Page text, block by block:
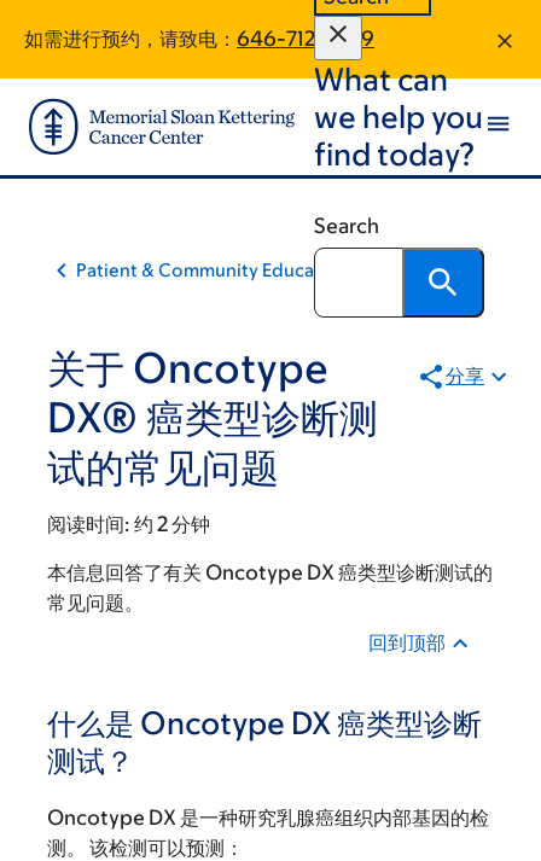
main
content
footer
如需进行预约，请致电： 646-712-8799
What can
we help you
find today?
Search
Patient & Community Education
关于 Oncotype
DX® 癌类型诊断测
试的常见问题
分享
阅读时间: 约 2 分钟
本信息回答了有关 Oncotype DX 癌类型诊断测试的
常见问题。
回到顶部
什么是 Oncotype DX 癌类型诊断
测试？
Oncotype DX 是一种研究乳腺癌组织内部基因的检
测。 该检测可以预测：